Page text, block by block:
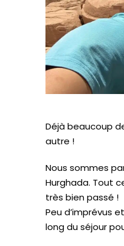
Déjà beaucoup
autre !
Nous sommes
Hurghada. Tout
très bien passé !
Peu d’imprévus
long du séjour